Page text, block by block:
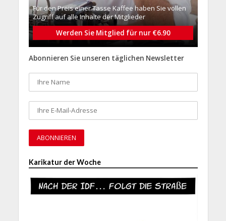
Für den Preis einer Tasse Kaffee haben Sie vollen
Zugriff auf alle Inhalte der Mitglieder
Werden Sie Mitglied für nur €6.90
Abonnieren Sie unseren täglichen Newsletter
Karikatur der Woche